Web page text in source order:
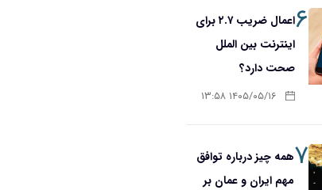
۶
اعمال ضریب ۲.۷ برای
اینترنت بین الملل
صحت دارد؟
۱۴۰۵/۰۵/۱۶ ۱۳:۵۸
۷همه چیز درباره توافق
مهم ایران و عمان بر